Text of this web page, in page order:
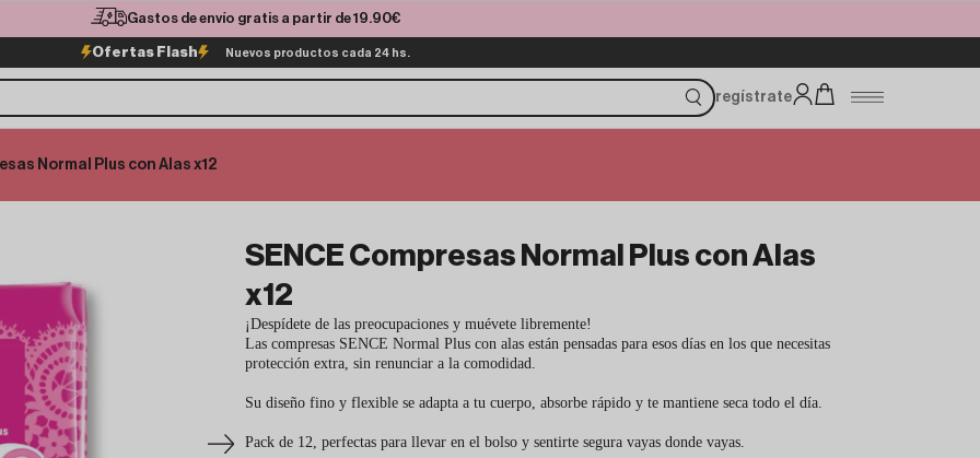
Gastos de envío gratis a partir de 19.90€
Ofertas Flash Nuevos productos cada 24 hs.
regístrate
Normal Plus con Alas x12
SENCE Compresas Normal Plus con Alas
x12
¡Despídete de las preocupaciones y muévete libremente!
Las compresas SENCE Normal Plus con alas están pensadas para esos días en los que necesitas
protección extra, sin renunciar a la comodidad.
Su diseño fino y flexible se adapta a tu cuerpo, absorbe rápido y te mantiene seca todo el día.
Pack de 12, perfectas para llevar en el bolso y sentirte segura vayas donde vayas.